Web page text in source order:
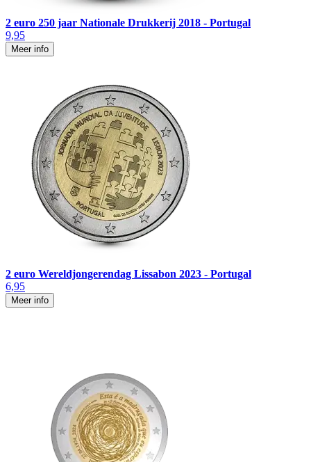
2 euro 250 jaar Nationale Drukkerij 2018 - Portugal
9,95
Meer info
2 euro Wereldjongerendag Lissabon 2023 - Portugal
6,95
Meer info